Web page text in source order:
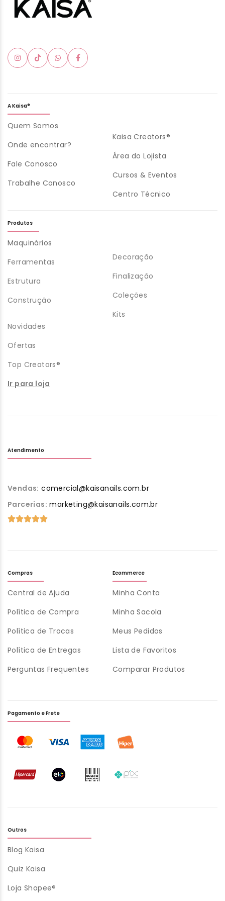
A Kaisa®
Quem Somos
Onde encontrar?
Fale Conosco
Trabalhe Conosco
Kaisa Creators®
Área do Lojista
Cursos & Eventos
Centro Técnico
Produtos
Maquinários
Ferramentas
Estrutura
Construção
Decoração
Finalização
Coleções
Kits
Novidades
Ofertas
Top Creators®
Ir para loja
Atendimento
Vendas: comercial@kaisanails.com.br
Parcerias: marketing@kaisanails.com.br
Compras
Central de Ajuda
Política de Compra
Política de Trocas
Política de Entregas
Perguntas Frequentes
Ecommerce
Minha Conta
Minha Sacola
Meus Pedidos
Lista de Favoritos
Comparar Produtos
Outros
Blog Kaisa
Quiz Kaisa
Loja Shopee®
Pagamento e Frete